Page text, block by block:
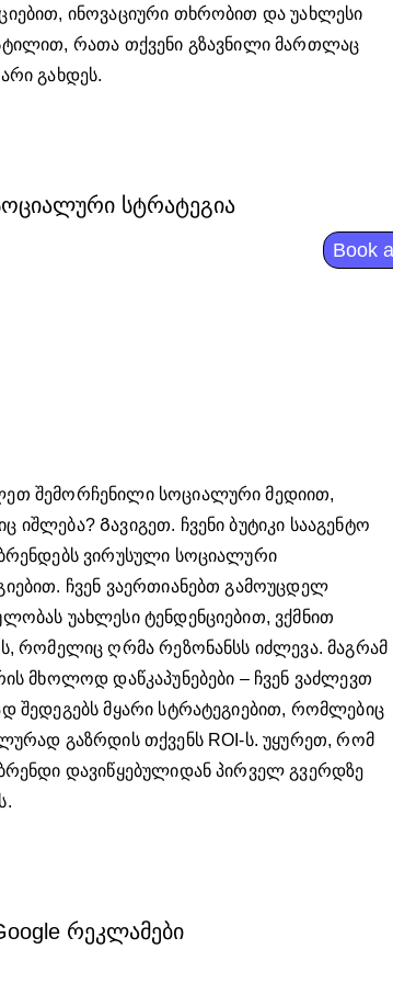
ინოვაციური თხრობით და უახლესი
რათა თქვენი გზავნილი მართლაც
გახდეს.
სტრატეგია
შემორჩენილი სოციალური მედიით,
იშლება? Გავიგეთ. ჩვენი ბუტიკი სააგენტო
ვირუსული სოციალური
ჩვენ ვაერთიანებთ გამოუცდელ
უახლესი ტენდენციებით, ვქმნით
რომელიც ღრმა რეზონანსს იძლევა. მაგრამ
მხოლოდ დაწკაპუნებები – ჩვენ ვაძლევთ
შედეგებს მყარი სტრატეგიებით, რომლებიც
გაზრდის თქვენს ROI-ს. უყურეთ, რომ
დავიწყებულიდან პირველ გვერდზე
რეკლამები
Book